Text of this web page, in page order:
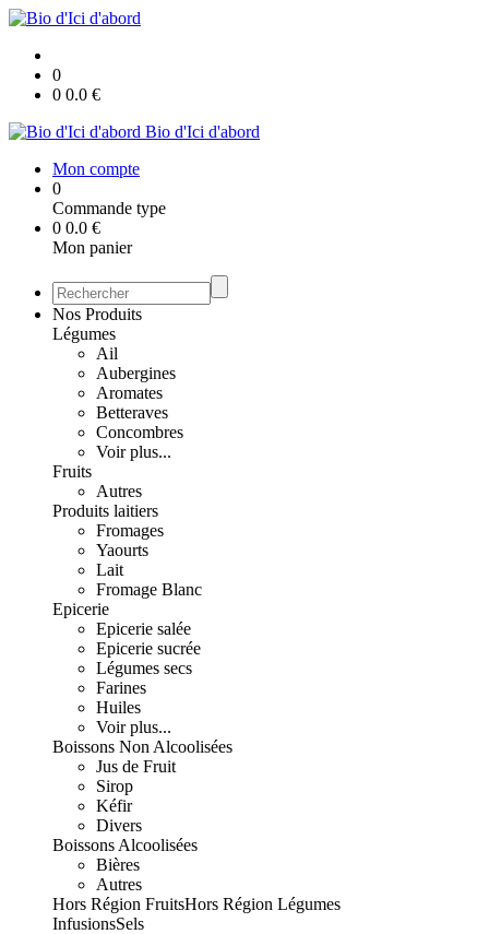
0
0 0.0 €
Bio d'Ici d'abord
Mon compte
0
Commande type
0 0.0 €
Mon panier
Nos Produits
Légumes
Ail
Aubergines
Aromates
Betteraves
Concombres
Voir plus...
Fruits
Autres
Produits laitiers
Fromages
Yaourts
Lait
Fromage Blanc
Epicerie
Epicerie salée
Epicerie sucrée
Légumes secs
Farines
Huiles
Voir plus...
Boissons Non Alcoolisées
Jus de Fruit
Sirop
Kéfir
Divers
Boissons Alcoolisées
Bières
Autres
Hors Région FruitsHors Région Légumes
InfusionsSels